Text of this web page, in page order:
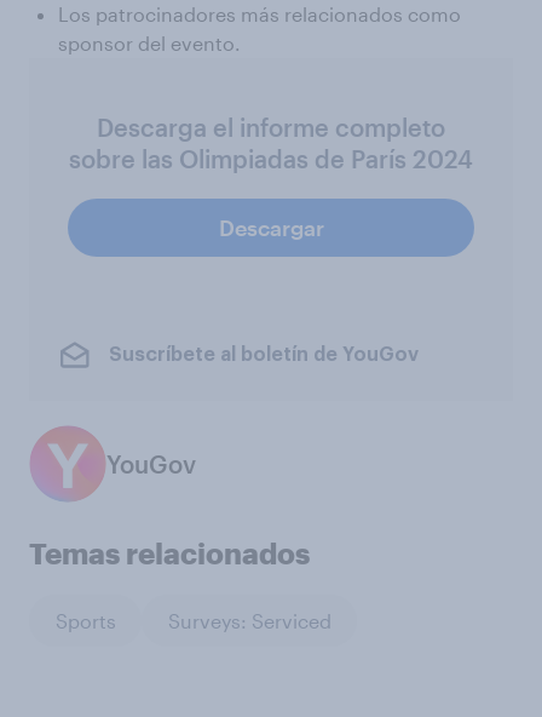
Los patrocinadores más relacionados como
sponsor del evento.
Descarga el informe completo
sobre las Olimpiadas de París 2024
Descargar
Suscríbete al boletín de YouGov
YouGov
Temas relacionados
Sports Surveys: Serviced